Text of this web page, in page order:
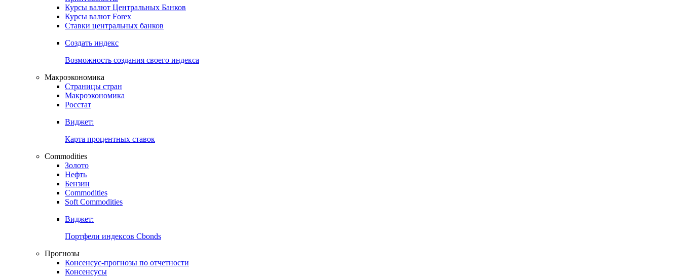
Индикаторы рынка
Поиск индексов
Криптовалюты
Курсы валют Центральных Банков
Курсы валют Forex
Ставки центральных банков
Создать индекс
Возможность создания своего индекса
Макроэкономика
Страницы стран
Макроэкономика
Росстат
Виджет:
Карта процентных ставок
Commodities
Золото
Нефть
Бензин
Commodities
Soft Commodities
Виджет:
Портфели индексов Cbonds